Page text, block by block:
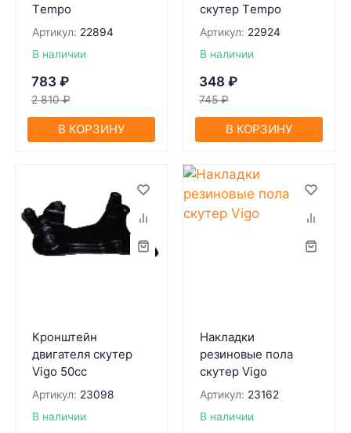
Тempo
Артикул: 22894
В наличии
783 ₽
2 810 ₽
В КОРЗИНУ
скутер Тempo
Артикул: 22924
В наличии
348 ₽
745 ₽
В КОРЗИНУ
Кронштейн
двигателя скутер
Vigo 50сс
Артикул: 23098
В наличии
Накладки
резиновые пола
скутер Vigo
Артикул: 23162
В наличии